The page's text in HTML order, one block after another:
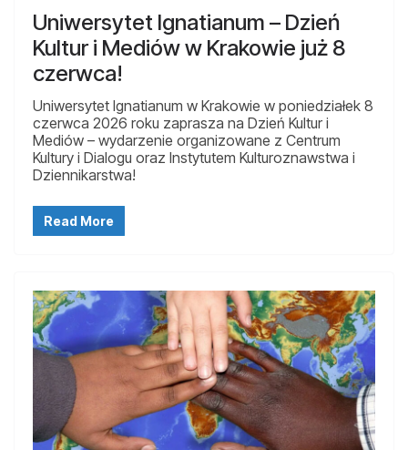
Uniwersytet Ignatianum – Dzień
Kultur i Mediów w Krakowie już 8
czerwca!
Uniwersytet Ignatianum w Krakowie w poniedziałek 8
czerwca 2026 roku zaprasza na Dzień Kultur i
Mediów – wydarzenie organizowane z Centrum
Kultury i Dialogu oraz Instytutem Kulturoznawstwa i
Dziennikarstwa!
Read More